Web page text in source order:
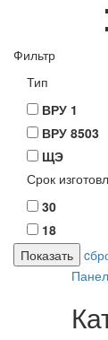
Фильтр
Тип
ВРУ 1
ВРУ 8503
ЩЭ
Срок
30
18